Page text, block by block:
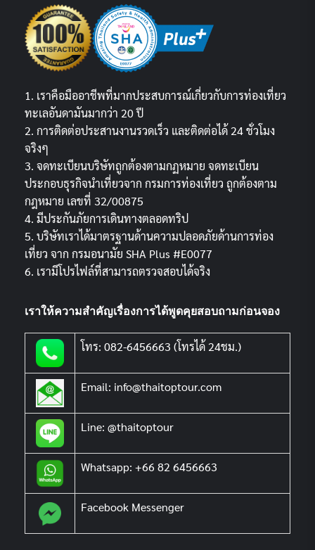
1. เราคือมืออาชีพที่มากประสบการณ์เกี่ยวกับการท่องเที่ยว
ทะเลอันดามันมากว่า 20 ปี
2. การติดต่อประสานงานรวดเร็ว และติดต่อได้ 24 ชั่วโมง
จริงๆ
3. จดทะเบียนบริษัทถูกต้องตามกฏหมาย จดทะเบียน
ประกอบธุรกิจนำเที่ยวจาก กรมการท่องเที่ยว ถูกต้องตาม
กฎหมาย เลขที่ 32/00875
4. มีประกันภัยการเดินทางตลอดทริป
5. บริษัทเราได้มาตรฐานด้านความปลอดภัยด้านการท่อง
เที่ยว จาก กรมอนามัย SHA Plus #E0077
6. เรามีโปรไฟล์ที่สามารถตรวจสอบได้จริง
เราให้ความสำคัญเรื่องการได้พูดคุยสอบถามก่อนจอง
โทร: 082-6456663 (โทรได้ 24ชม.)
Email: info@thaitoptour.com
Line: @thaitoptour
Whatsapp: +66 82 6456663
Facebook Messenger